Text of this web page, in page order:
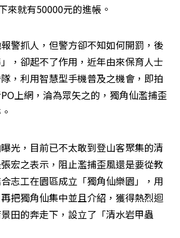
來就有50000元的進帳。
警抓人，但警方卻不知如何開罰，後
，卻起不了作用，近年由來保育人士
，利用智慧型手機普及之機會，即拍
上網，淪為眾矢之的，獨角仙濫捕歪
曝光，目前已不太敢到登山客聚集的清
宏之表示，阻止濫捕歪風還是要從教
志工在園區成立「獨角仙樂園」，用
把獨角仙集中並且介紹，獲得熱烈迴
田的奔走下，設立了「清水岩甲蟲